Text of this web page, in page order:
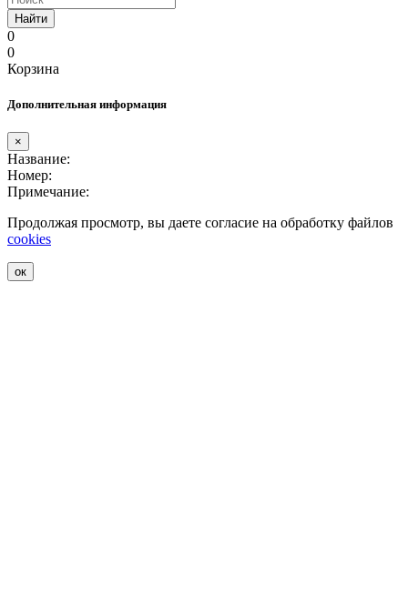
Найти
0
0
Корзина
Дополнительная информация
×
Название:
Номер:
Примечание:
Продолжая просмотр, вы даете согласие на обработку файлов
cookies
ок